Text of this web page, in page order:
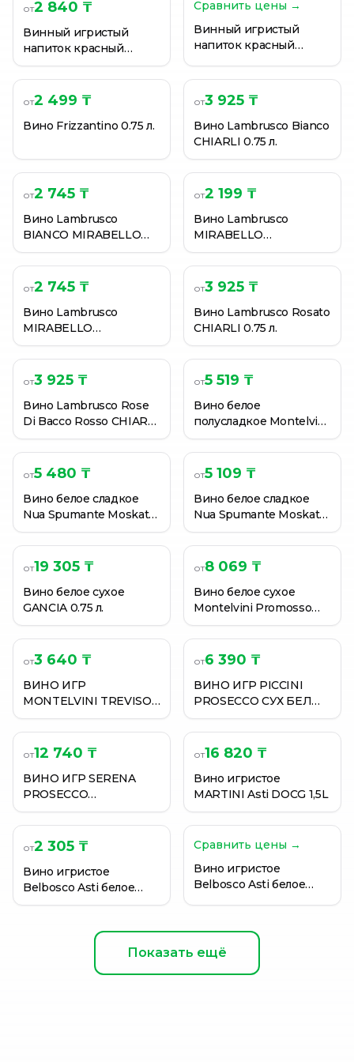
от2 840 ₸
Винный игристый
напиток красный
Lambrusco Dell'Emilia
Rosso Poderi Alti 7,5%
Италия 0.75 л.
Сравнить цены →
Винный игристый
напиток красный
Rosso Poderi Alti 7,5%
Италия 0.75 л.
от2 499 ₸
Вино Frizzantino 0.75 л.
от3 925 ₸
Вино Lambrusco Bianco
CHIARLI 0.75 л.
от2 745 ₸
Вино Lambrusco
BIANCO MIRABELLO
FRIZZANTE
DELLEMILIA 7,5% 0.75 л.
от2 199 ₸
Вино Lambrusco
MIRABELLO
FRIZZANTE
DELLEMILIA 7,5% 0.75 л.
от2 745 ₸
Вино Lambrusco
MIRABELLO
FRIZZANTE
DELLEMILIA 7,5% 0.75 л.
от3 925 ₸
Вино Lambrusco Rosato
CHIARLI 0.75 л.
от3 925 ₸
Вино Lambrusco Rose
Di Bacco Rosso CHIARLI
7,5% 0.75 л.
от5 519 ₸
Вино белое
полусладкое Montelvini
Promosso Spumante
Dolce 0.75 л.
от5 480 ₸
Вино белое сладкое
Nua Spumante Moskato
0.75 л.
от5 109 ₸
Вино белое сладкое
Nua Spumante Moskato
0.75 л.
от19 305 ₸
Вино белое сухое
GANCIA 0.75 л.
от8 069 ₸
Вино белое сухое
Montelvini Promosso
Prosecco DOC Extra Dry
0.75 л.
от3 640 ₸
ВИНО ИГР
MONTELVINI TREVISO
PROSECCO DOC BRUT
11,5% 0,2Л СТ/Б
от6 390 ₸
ВИНО ИГР PICCINI
PROSECCO СУХ БЕЛ
750МЛ
от12 740 ₸
ВИНО ИГР SERENA
PROSECCO
VALDOBBIADENE
EХTRA DRY 12% 0,75Л
от16 820 ₸
Вино игристое
MARTINI Asti DOCG 1,5L
от2 305 ₸
Вино игристое
Belbosco Asti белое
сладкое 7,5% 0,75 л
Сравнить цены →
Вино игристое
Belbosco Asti белое
Показать ещё
Вино игристое MARTINI Asti DOCG 1,5L
Вино игристое Belbosco Asti белое сладкое 7,5% 0,75
Вино игристое Belbosco Asti белое сладкое 7,5% 0,75